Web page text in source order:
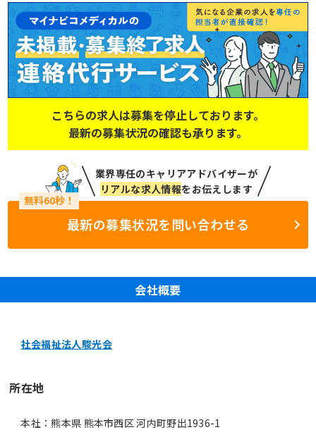
こちらの求人は募集を停止しております。
最新の募集状況の確認も承ります。
業界専任のキャリアアドバイザーが
リアルな求人情報をお伝えします
最新の募集状況を問い合わせる
会社概要
社会福祉法人駿光会
所在地
本社：熊本県 熊本市西区 河内町野出1936-1